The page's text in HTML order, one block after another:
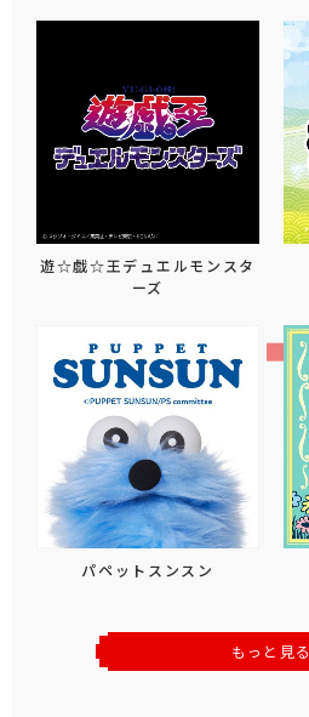
遊☆戯☆王デュエルモンスタ
ーズ
パペットスンスン
もっと見る